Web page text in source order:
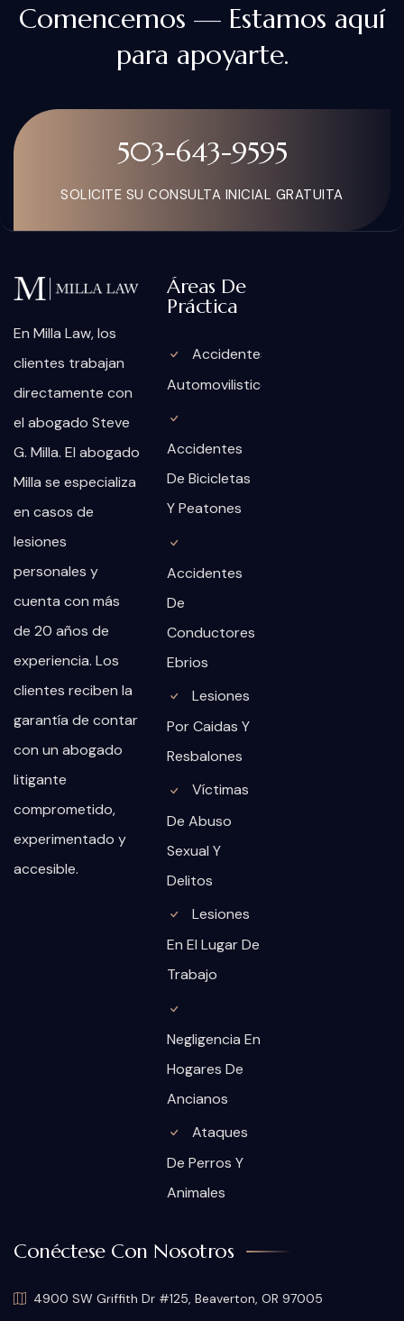
Comencemos — Estamos aquí
para apoyarte.
503-643-9595
SOLICITE SU CONSULTA INICIAL GRATUITA
En Milla Law, los
clientes trabajan
directamente con
el abogado Steve
G. Milla. El abogado
Milla se especializa
en casos de
lesiones
personales y
cuenta con más
de 20 años de
experiencia. Los
clientes reciben la
garantía de contar
con un abogado
litigante
comprometido,
experimentado y
accesible.
Áreas De
Práctica
Accidentes
Automovilisticos
Accidentes
De Bicicletas
Y Peatones
Accidentes
De
Conductores
Ebrios
Lesiones
Por Caidas Y
Resbalones
Víctimas
De Abuso
Sexual Y
Delitos
Lesiones
En El Lugar De
Trabajo
Negligencia En
Hogares De
Ancianos
Ataques
De Perros Y
Animales
Conéctese Con Nosotros
4900 SW Griffith Dr #125, Beaverton, OR 97005